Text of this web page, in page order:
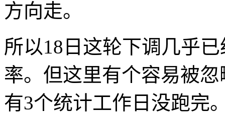
方向走。
所以18日这轮下调几乎
率。但这里有个容易被
有3个统计工作日没跑完